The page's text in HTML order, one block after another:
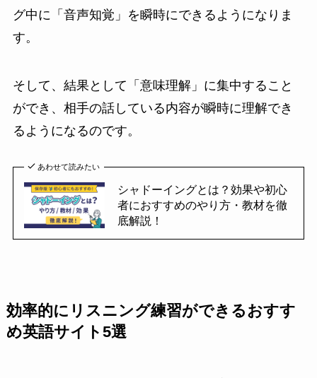
グ中に「音声知覚」を瞬時にできるようになりま
す。
そして、結果として「意味理解」に集中すること
ができ、相手の話している内容が瞬時に理解でき
るようになるのです。
あわせて読みたい
シャドーイングとは？効果や初心
者におすすめのやり方・教材を徹
底解説！
効率的にリスニング練習ができるおすす
め英語サイト5選